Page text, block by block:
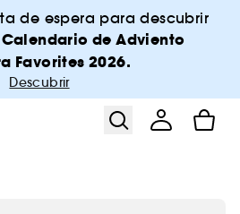
de espera para descubrir
Calendario de Adviento
Favorites 2026.
Descubrir